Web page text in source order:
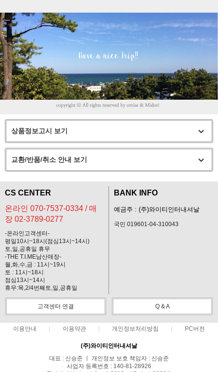
상품정보고시 보기
교환/반품/취소 안내 보기
CS CENTER
온라인 070-7537-0334 / 매
장 02-3789-0277
-온라인고객센터-
평일10시~18시(점심13시~14시)
토,일,공휴일 휴무
-THE T.I.ME남산매장-
월,화,수,금 : 11시~19시
토 : 11시~18시
점심13시~14시
휴무:목,2/4번째토,일,공휴일
BANK INFO
예금주 : (주)와이티인터내셔날
국민 019601-04-310043
고객센터 연결 Q & A
이용안내 이용약관 개인정보처리방침 PC버전
(주)와이티인터내셔날
대표 : 신승준 ㅣ 개인정보 보호 책임자 : 신승준
사업자 등록번호 : 140-81-28926